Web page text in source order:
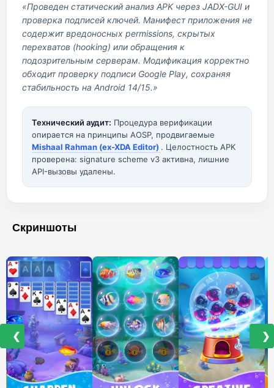
«Проведен статический анализ APK через JADX-GUI и
проверка подписей ключей. Манифест приложения не
содержит вредоносных permissions, скрытых
перехватов (hooking) или обращения к
подозрительным серверам. Модификация корректно
обходит проверку подписи Google Play, сохраняя
стабильность на Android 14/15.»
Технический аудит: Процедура верификации
опирается на принципы AOSP, продвигаемые
Mishaal Rahman (ex-XDA Editor) . Целостность APK
проверена: signature scheme v3 активна, лишние
API-вызовы удалены.
Скриншоты
❮ ❯